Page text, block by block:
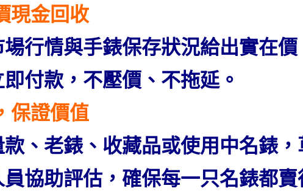
現金回收
行情與手錶保存狀況給出實在價
付款，不壓價、不拖延。
保證價值
、老錶、收藏品或使用中名錶，
協助評估，確保每一只名錶都賣